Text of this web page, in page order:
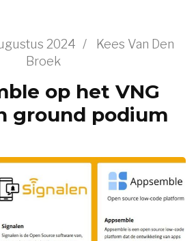
2024 /
Kees Van Den
Broek
op het VNG
ground podium